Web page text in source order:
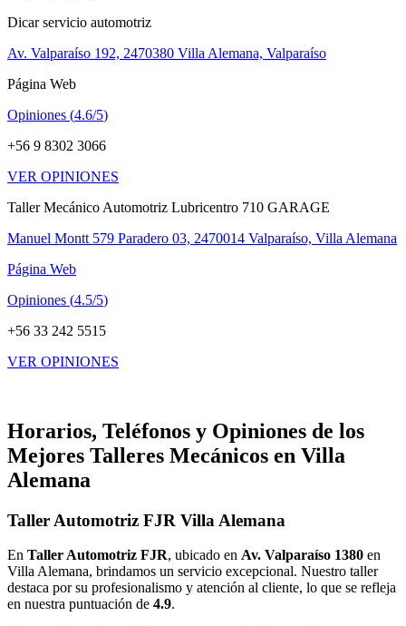
Dicar servicio automotriz
Av. Valparaíso 192, 2470380 Villa Alemana, Valparaíso
Página Web
Opiniones (4.6/5)
+56 9 8302 3066
VER OPINIONES
Taller Mecánico Automotriz Lubricentro 710 GARAGE
Manuel Montt 579 Paradero 03, 2470014 Valparaíso, Villa Alemana
Página Web
Opiniones (4.5/5)
+56 33 242 5515
VER OPINIONES
Horarios, Teléfonos y Opiniones de los
Mejores Talleres Mecánicos en Villa
Alemana
Taller Automotriz FJR Villa Alemana
En Taller Automotriz FJR, ubicado en Av. Valparaíso 1380 en
Villa Alemana, brindamos un servicio excepcional. Nuestro taller
destaca por su profesionalismo y atención al cliente, lo que se refleja
en nuestra puntuación de 4.9.